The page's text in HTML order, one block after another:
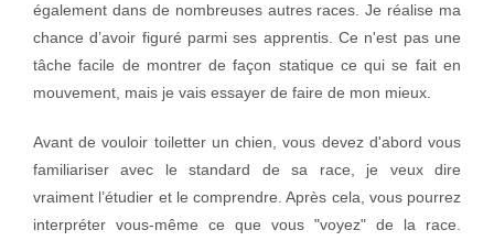
également dans de nombreuses autres races. Je réalise ma
chance d’avoir figuré parmi ses apprentis. Ce n'est pas une
tâche facile de montrer de façon statique ce qui se fait en
mouvement, mais je vais essayer de faire de mon mieux.
Avant de vouloir toiletter un chien, vous devez d'abord vous
familiariser avec le standard de sa race, je veux dire
vraiment l’étudier et le comprendre. Après cela, vous pourrez
interpréter vous-même ce que vous "voyez" de la race.